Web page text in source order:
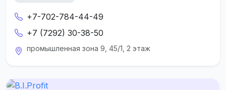
+7-702-784-44-49
+7 (7292) 30-38-50
промышленная зона 9, 45/1, 2 этаж